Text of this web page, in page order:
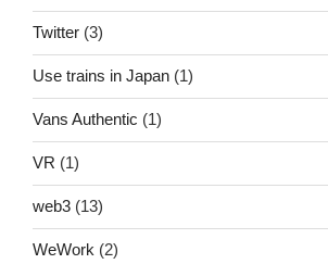
Twitter (3)
Use trains in Japan (1)
Vans Authentic (1)
VR (1)
web3 (13)
WeWork (2)